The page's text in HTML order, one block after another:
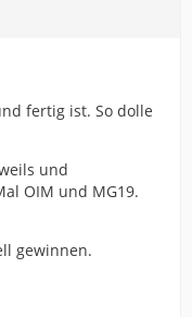
fertig ist. So dolle
und
OIM und MG19.
gewinnen.